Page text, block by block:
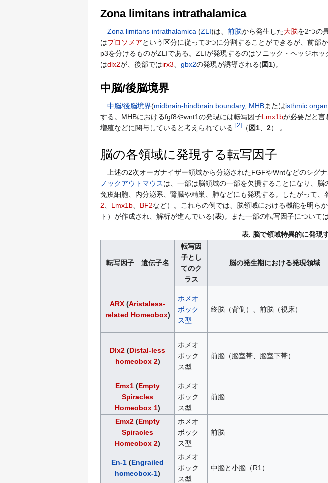
Zona limitans intrathalamica
Zona limitans intrathalamica (ZLI)は、 前脳から発生した大脳を2つの
はプロソメアという区分に従って3つに分割することができるが、前部
p3を分けるものがZLIである。ZLIが発現するのはソニック・ヘッジホッ
はdlx2が、後部ではirx3、 gbx2の発現が誘導される(図1)。
中脳/後脳境界
中脳/後脳境界(midbrain-hindbrain boundary, MHBまたはisthmic
する。MHBにおけるfgf8やwnt1の発現には転写因子Lmx1bが必要だと言
増殖などに関与していると考えられている [2] （図1 2） 。
脳の各領域に発現する転写因子
上述の2次オーガナイザー領域から分泌されたFGFやWntなどのシグ
ノックアウトマウスは、一部は脳領域の一部を欠損することになり、
免疫細胞、内分泌系、腎臓や精巣、肺などにも発現する。したがって
2
Lmx1b BF2など）。これらの例では、脳領域における機能を明ら
ト）が作成され、解析が進んでいる(表)。また一部の転写因子について
表. 脳で領域特異的に発現
転写因子 遺伝子名
転写因
子とし
てのク
ラス
脳の発生期における発現領域
ARX (Aristaless-
related Homeobox)
ホメオ
ボック
ス型
終脳（背側）、前脳（視床）
Dlx2 (Distal-less
homeobox 2)
ホメオ
ボック
ス型
前脳（脳室帯、脳室下帯）
Emx1 (Empty
Spiracles
Homeobox 1)
ホメオ
ボック
ス型
前脳
Emx2 (Empty
Spiracles
Homeobox 2)
ホメオ
ボック
ス型
前脳
En-1 (Engrailed
homeobox-1)
ホメオ
ボック
ス型
中脳と小脳（R1）